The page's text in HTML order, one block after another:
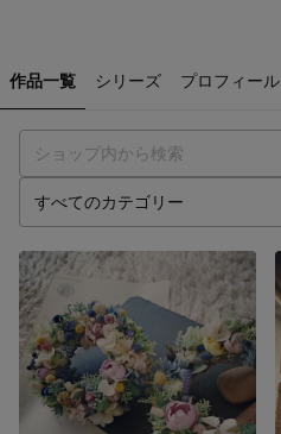
作品一覧 シリーズ プロフィール